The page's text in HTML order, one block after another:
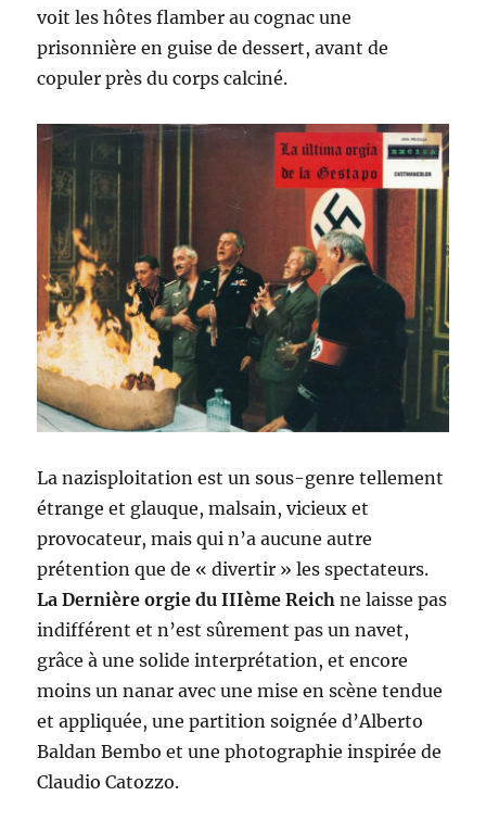
voit les hôtes flamber au cognac une
prisonnière en guise de dessert, avant de
copuler près du corps calciné.
La nazisploitation est un sous-genre tellement
étrange et glauque, malsain, vicieux et
provocateur, mais qui n’a aucune autre
prétention que de « divertir » les spectateurs.
La Dernière orgie du IIIème Reich ne laisse pas
indifférent et n’est sûrement pas un navet,
grâce à une solide interprétation, et encore
moins un nanar avec une mise en scène tendue
et appliquée, une partition soignée d’Alberto
Baldan Bembo et une photographie inspirée de
Claudio Catozzo.